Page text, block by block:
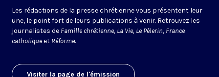
Les rédactions de la presse chrétienne vous présentent leur
une, le point fort de leurs publications à venir. Retrouvez les
journalistes de Famille chrétienne, La Vie, Le Pèlerin, France
catholiqueet Réforme.
Visiter la page de l'émission